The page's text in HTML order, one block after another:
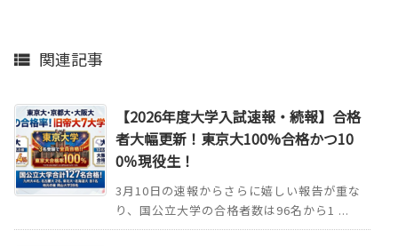
 関連記事
【2026年度大学入試速報・続報】合格
者大幅更新！東京大100%合格かつ10
0％現役生！
3月10日の速報からさらに嬉しい報告が重な
り、国公立大学の合格者数は96名から1 ...